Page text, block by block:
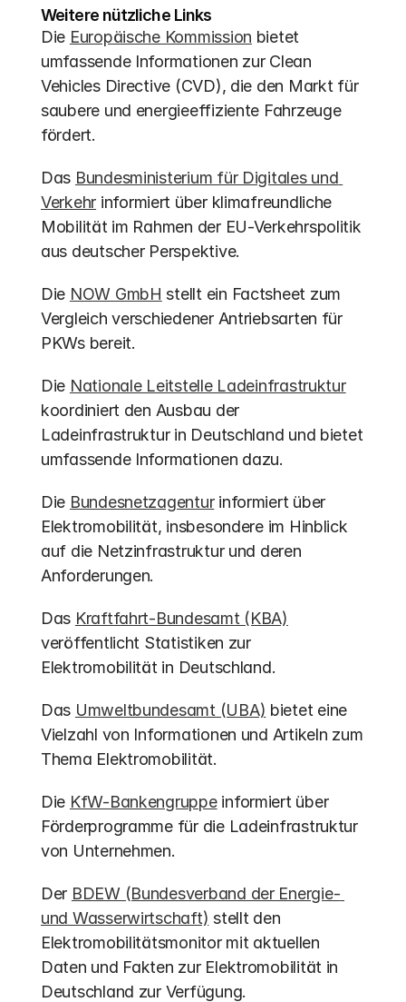
Weitere nützliche Links
Die Europäische Kommission bietet
umfassende Informationen zur Clean
Vehicles Directive (CVD), die den Markt für
saubere und energieeffiziente Fahrzeuge
fördert.
Das Bundesministerium für Digitales und
Verkehr informiert über klimafreundliche
Mobilität im Rahmen der EU-Verkehrspolitik
aus deutscher Perspektive.
Die NOW GmbH stellt ein Factsheet zum
Vergleich verschiedener Antriebsarten für
PKWs bereit.
Die Nationale Leitstelle Ladeinfrastruktur
koordiniert den Ausbau der
Ladeinfrastruktur in Deutschland und bietet
umfassende Informationen dazu.
Die Bundesnetzagentur informiert über
Elektromobilität, insbesondere im Hinblick
auf die Netzinfrastruktur und deren
Anforderungen.
Das Kraftfahrt-Bundesamt (KBA)
veröffentlicht Statistiken zur
Elektromobilität in Deutschland.
Das Umweltbundesamt (UBA) bietet eine
Vielzahl von Informationen und Artikeln zum
Thema Elektromobilität.
Die KfW-Bankengruppe informiert über
Förderprogramme für die Ladeinfrastruktur
von Unternehmen.
Der BDEW (Bundesverband der Energie-
und Wasserwirtschaft) stellt den
Elektromobilitätsmonitor mit aktuellen
Daten und Fakten zur Elektromobilität in
Deutschland zur Verfügung.